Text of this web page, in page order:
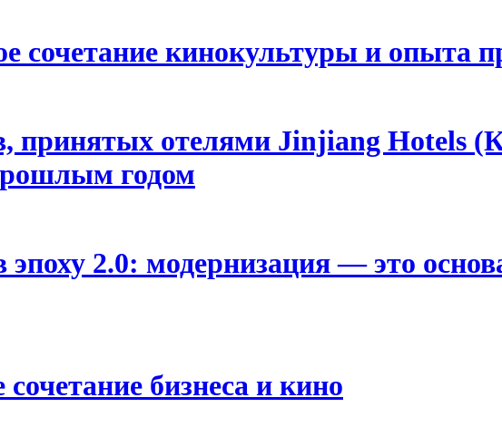
сочетание кинокультуры и опыта
принятых отелями Jinjiang Hotels
годом
2.0: модернизация — это
бизнеса и кино